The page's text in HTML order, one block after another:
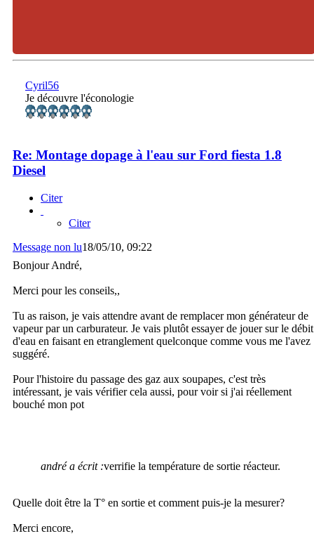
Cyril56
Je découvre l'éconologie
Re: Montage dopage à l'eau sur Ford fiesta 1.8
Diesel
Citer
Citer
Message non lu18/05/10, 09:22
Bonjour André,
Merci pour les conseils,,
Tu as raison, je vais attendre avant de remplacer mon générateur de
vapeur par un carburateur. Je vais plutôt essayer de jouer sur le débit
d'eau en faisant en etranglement quelconque comme vous me l'avez
suggéré.
Pour l'histoire du passage des gaz aux soupapes, c'est très
intéressant, je vais vérifier cela aussi, pour voir si j'ai réellement
bouché mon pot
andré a écrit :verrifie la température de sortie réacteur.
Quelle doit être la T° en sortie et comment puis-je la mesurer?
Merci encore,